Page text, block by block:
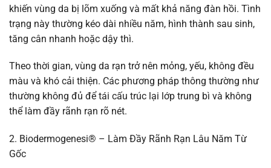
khiến vùng da bị lõm xuống và mất khả năng đàn hồi. Tình
trạng này thường kéo dài nhiều năm, hình thành sau sinh,
tăng cân nhanh hoặc dậy thì.
Theo thời gian, vùng da rạn trở nên mỏng, yếu, không đều
màu và khó cải thiện. Các phương pháp thông thường như
thường không đủ để tái cấu trúc lại lớp trung bì và không
thể làm đầy rãnh rạn rõ nét.
2. Biodermogenesi® – Làm Đầy Rãnh Rạn Lâu Năm Từ
Gốc